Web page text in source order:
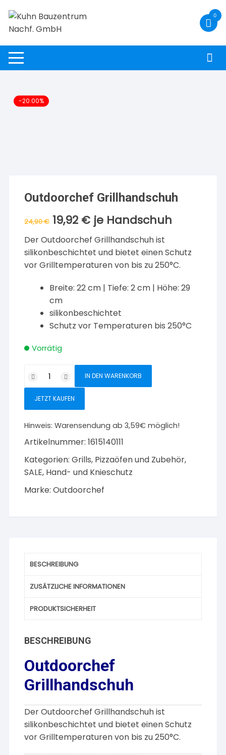
Inhalt
springen
0
-20.00%
Outdoorchef Grillhandschuh
24,90€ Ursprünglicher
Preis
24,90 €
19,92 €Aktueller
Preis
19,92 €.
je Handschuh
Der Outdoorchef Grillhandschuh ist
silikonbeschichtet und bietet einen Schutz
vor Grilltemperaturen von bis zu 250°C.
Breite: 22 cm | Tiefe: 2 cm | Höhe: 29
cm
silikonbeschichtet
Schutz vor Temperaturen bis 250°C
Vorrätig
Grillhandschuh
Menge
IN DEN WARENKORB
JETZT KAUFEN
Hinweis:Warensendung ab 3,59€ möglich!
Artikelnummer:1615140111
Kategorien:Grills, Pizzaöfen und Zubehör,
SALE, Hand- und Knieschutz
Marke:Outdoorchef
BESCHREIBUNG
ZUSÄTZLICHE INFORMATIONEN
PRODUKTSICHERHEIT
BESCHREIBUNG
Outdoorchef
Grillhandschuh
Der Outdoorchef Grillhandschuh ist
silikonbeschichtet und bietet einen Schutz
vor Grilltemperaturen von bis zu 250°C.